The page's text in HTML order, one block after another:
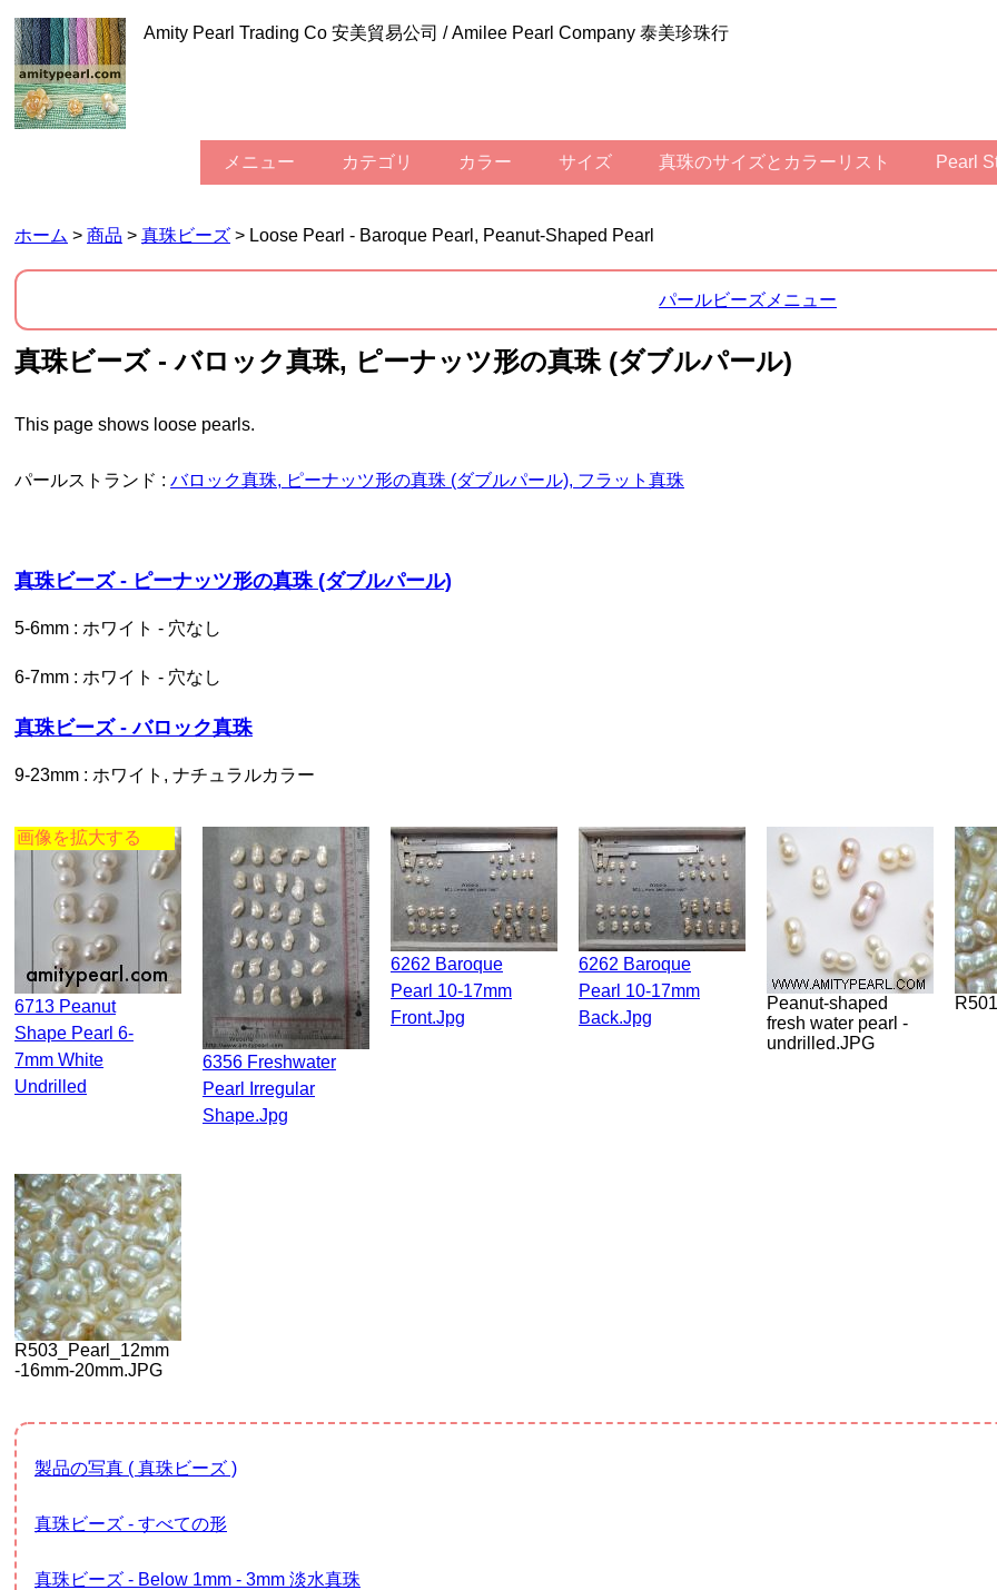
Amity Pearl Trading Co 安美貿易公司 / Amilee Pearl Company 泰美珍珠行
メニュー カテゴリ カラー サイズ 真珠のサイズとカラーリスト Pearl
ホーム > 商品 > 真珠ビーズ > Loose Pearl - Baroque Pearl, Peanut-Shaped Pearl
パールビーズメニュー
真珠ビーズ - バロック真珠, ピーナッツ形の真珠 (ダブルパール)
This page shows loose pearls.
パールストランド : バロック真珠, ピーナッツ形の真珠 (ダブルパール), フラット真珠
真珠ビーズ - ピーナッツ形の真珠 (ダブルパール)
5-6mm : ホワイト - 穴なし
6-7mm : ホワイト - 穴なし
真珠ビーズ - バロック真珠
9-23mm : ホワイト, ナチュラルカラー
画像を拡大する
6713 Peanut
Shape Pearl 6-
7mm White
Undrilled
6356 Freshwater
Pearl Irregular
Shape.jpg
6262 Baroque
Pearl 10-17mm
Front.jpg
6262 Baroque
Pearl 10-17mm
Back.jpg
Peanut-shaped
fresh water pearl -
undrilled.JPG
R503_Pearl_12mm
-16mm-20mm.JPG
製品の写真 ( 真珠ビーズ )
真珠ビーズ - すべての形
真珠ビーズ - Below 1mm - 3mm 淡水真珠